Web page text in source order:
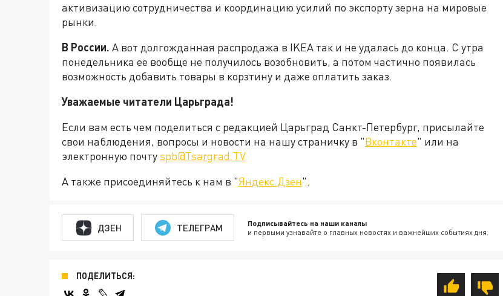
активизацию сотрудничества и координацию усилий по экспорту зерна на мировые
рынки.
В России. А вот долгожданная распродажа в IKEA так и не удалась до конца. С утра
понедельника ее вообще не получилось возобновить, а потом частично появилась
возможность добавить товары в корзтину и даже оплатить заказ.
Уважаемые читатели Царьграда!
Если вам есть чем поделиться с редакцией Царьград Санкт-Петербург, присылайте
свои наблюдения, вопросы и новости на нашу страничку в "Вконтакте" или на
электронную почтуspb@Tsargrad.TV
А также присоединяйтесь к нам в "Яндекс.Дзен".
ДЗЕН ТЕЛЕГРАМ Подписывайтесь на наши каналы
и первыми узнавайте о главных новостях и важнейших событиях дня.
ПОДЕЛИТЬСЯ: